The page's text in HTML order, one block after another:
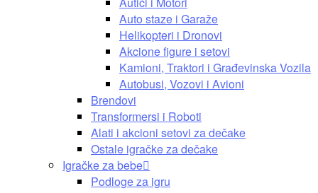
Auto staze i Garaže
Helikopteri i Dronovi
Akcione figure i setovi
Kamioni, Traktori i Građevinska Vozila
Autobusi, Vozovi i Avioni
Brendovi
Transformersi i Roboti
Alati i akcioni setovi za dečake
Ostale igračke za dečake
Igračke za bebe
Podloge za igru